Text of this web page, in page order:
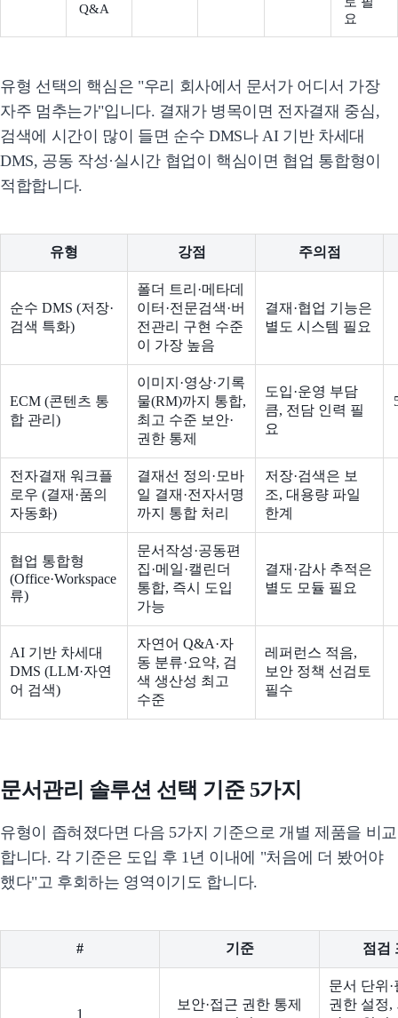
Q&A
요
유형 선택의 핵심은 "우리 회사에서 문서가 어디서 가장
자주 멈추는가"입니다. 결재가 병목이면 전자결재 중심,
검색에 시간이 많이 들면 순수 DMS나 AI 기반 차세대
DMS, 공동 작성·실시간 협업이 핵심이면 협업 통합형이
적합합니다.
유형 강점 주의점
순수 DMS (저장·
검색 특화)
폴더 트리·메타데
이터·전문검색·버
전관리 구현 수준
이 가장 높음
결재·협업 기능은
별도 시스템 필요
ECM (콘텐츠 통
합 관리)
이미지·영상·기록
물(RM)까지 통합,
최고 수준 보안·
권한 통제
도입·운영 부담
큼, 전담 인력 필
요
전자결재 워크플
로우 (결재·품의
자동화)
결재선 정의·모바
일 결재·전자서명
까지 통합 처리
저장·검색은 보
조, 대용량 파일
한계
협업 통합형
(Office·Workspace
류)
문서작성·공동편
집·메일·캘린더
통합, 즉시 도입
가능
결재·감사 추적은
별도 모듈 필요
AI 기반 차세대
DMS (LLM·자연
어 검색)
자연어 Q&A·자
동 분류·요약, 검
색 생산성 최고
수준
레퍼런스 적음,
보안 정책 선검토
필수
문서관리 솔루션 선택 기준 5가지
유형이 좁혀졌다면 다음 5가지 기준으로 개별 제품을 비교
합니다. 각 기준은 도입 후 1년 이내에 "처음에 더 봤어야
했다"고 후회하는 영역이기도 합니다.
# 기준 점검
1
보안·접근 권한 통제
문서 단위
권한 설정,